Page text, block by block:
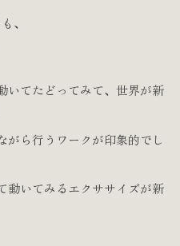
、
いてたどってみて、世界が新
がら行うワークが印象的でし
動いてみるエクササイズが新